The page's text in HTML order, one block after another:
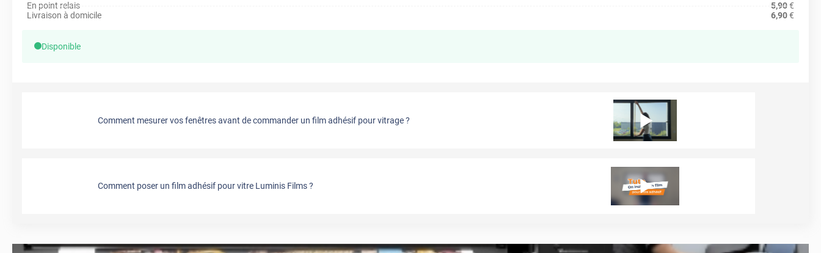
En point relais
5,90€
Livraison à domicile
6,90€
Disponible
Comment mesurer vos fenêtres avant de commander un film adhésif pour vitrage ?
Comment poser un film adhésif pour vitre Luminis Films ?